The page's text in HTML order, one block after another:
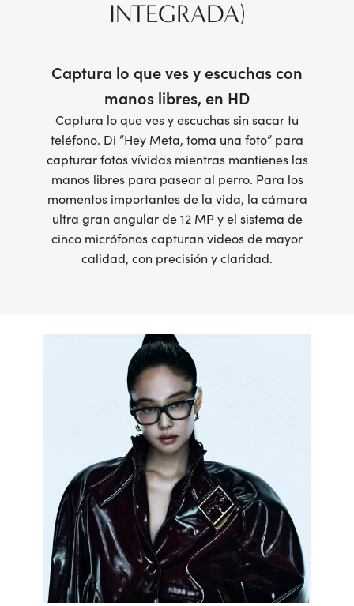
INTEGRADA)
Captura lo que ves y escuchas con
manos libres, en HD
Captura lo que ves y escuchas sin sacar tu
teléfono. Di “Hey Meta, toma una foto” para
capturar fotos vívidas mientras mantienes las
manos libres para pasear al perro. Para los
momentos importantes de la vida, la cámara
ultra gran angular de 12 MP y el sistema de
cinco micrófonos capturan videos de mayor
calidad, con precisión y claridad.